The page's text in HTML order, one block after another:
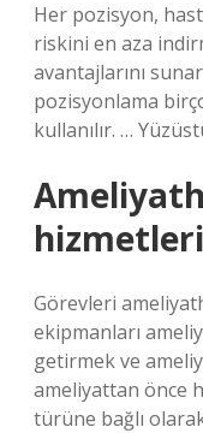
Her pozisyon,
riskini en aza
avantajlarını
pozisyonlama
kullanılır. …
Görevleri
ekipmanları
getirmek ve
ameliyattan önce
türüne bağlı